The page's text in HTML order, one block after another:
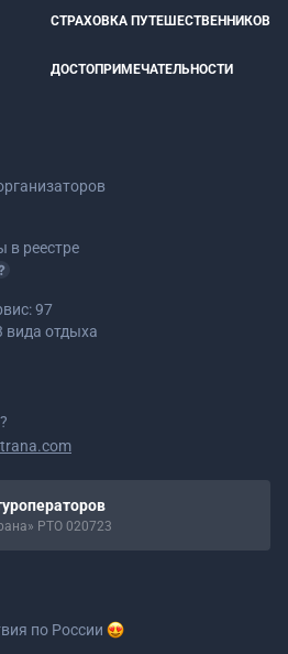
СТРАХОВКА ПУТЕШЕСТВЕННИКОВ
ДОСТОПРИМЕЧАТЕЛЬНОСТИ
в реестре
97
вида отдыха
РТО 020723
по России